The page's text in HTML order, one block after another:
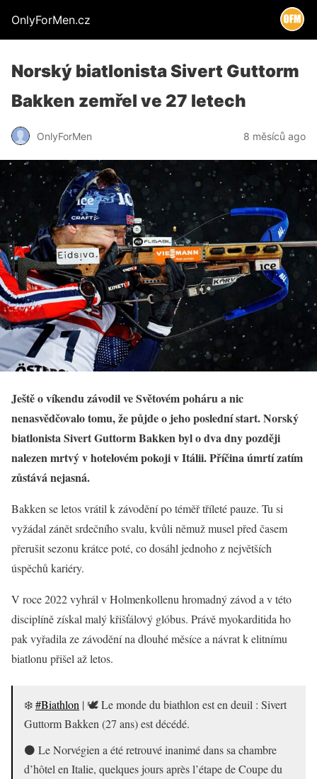
OnlyForMen.cz
Norský biatlonista Sivert Guttorm
Bakken zemřel ve 27 letech
OnlyForMen 8 měsíců ago
Ještě o víkendu závodil ve Světovém poháru a nic
nenasvědčovalo tomu, že půjde o jeho poslední start. Norský
biatlonista Sivert Guttorm Bakken byl o dva dny později
nalezen mrtvý v hotelovém pokoji v Itálii. Příčina úmrtí zatím
zůstává nejasná.
Bakken se letos vrátil k závodění po téměř tříleté pauze. Tu si
vyžádal zánět srdečního svalu, kvůli němuž musel před časem
přerušit sezonu krátce poté, co dosáhl jednoho z největších
úspěchů kariéry.
V roce 2022 vyhrál v Holmenkollenu hromadný závod a v této
disciplíně získal malý křišťálový glóbus. Právě myokarditida ho
pak vyřadila ze závodění na dlouhé měsíce a návrat k elitnímu
biatlonu přišel až letos.
❄️#Biathlon | 🕊️ Le monde du biathlon est en deuil : Sivert
Guttorm Bakken (27 ans) est décédé.
⚫ Le Norvégien a été retrouvé inanimé dans sa chambre
d’hôtel en Italie, quelques jours après l’étape de Coupe du